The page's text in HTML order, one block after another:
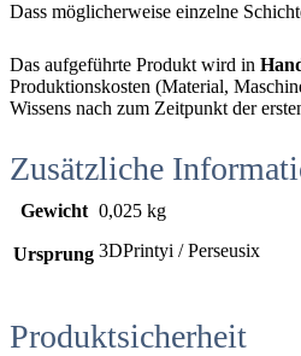
Dass möglicherweise einzelne
Das aufgeführte Produkt wird in
Produktionskosten (Material,
Wissens nach zum Zeitpunkt der
Zusätzliche
Gewicht 0,025 kg
Ursprung 3DPrintyi / Perseusix
Produktsicherheit